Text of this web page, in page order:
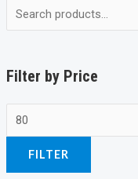
Filter by Price
FILTER